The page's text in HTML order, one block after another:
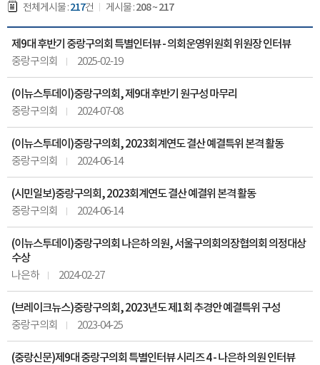
전체게시물 :217건 게시물 :208 ~ 217
제9대 후반기 중랑구의회 특별인터뷰 - 의회운영위원회 위원장 인터뷰
중랑구의회 2025-02-19
(이뉴스투데이)중랑구의회, 제9대 후반기 원구성 마무리
중랑구의회 2024-07-08
(이뉴스투데이)중랑구의회, 2023회계연도 결산 예결특위 본격 활동
중랑구의회 2024-06-14
(시민일보)중랑구의회, 2023회계연도 결산 예결위 본격 활동
중랑구의회 2024-06-14
(이뉴스투데이)중랑구의회 나은하 의원, 서울구의회의장협의회 의정대상
수상
나은하 2024-02-27
(브레이크뉴스)중랑구의회, 2023년도 제1회 추경안 예결특위 구성
중랑구의회 2023-04-25
(중랑신문)제9대 중랑구의회 특별인터뷰 시리즈 4 - 나은하 의원 인터뷰